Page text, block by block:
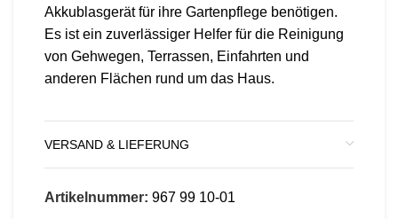
Akkublasgerät für ihre Gartenpflege benötigen.
Es ist ein zuverlässiger Helfer für die Reinigung
von Gehwegen, Terrassen, Einfahrten und
anderen Flächen rund um das Haus.
VERSAND & LIEFERUNG
Artikelnummer: 967 99 10‑01